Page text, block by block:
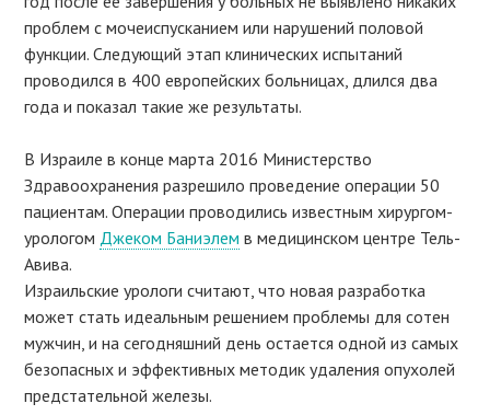
проблем с мочеиспусканием или нарушений половой
функции. Следующий этап клинических испытаний
проводился в 400 европейских больницах, длился два
года и показал такие же результаты.
В Израиле в конце марта 2016 Министерство
Здравоохранения разрешило проведение операции 50
пациентам. Операции проводились известным хирургом-
урологом Джеком Баниэлем в медицинском центре Тель-
Авива.
Израильские урологи считают, что новая разработка
может стать идеальным решением проблемы для сотен
мужчин, и на сегодняшний день остается одной из самых
безопасных и эффективных методик удаления опухолей
предстательной железы.